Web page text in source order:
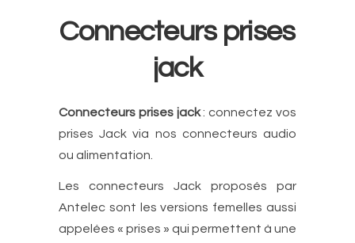
Connecteurs prises
jack
Connecteurs prises jack: connectez vos
prises Jack via nos connecteurs audio
ou alimentation.
Les connecteurs Jack proposés par
Antelec sont les versions femelles aussi
appelées « prises » qui permettent à une